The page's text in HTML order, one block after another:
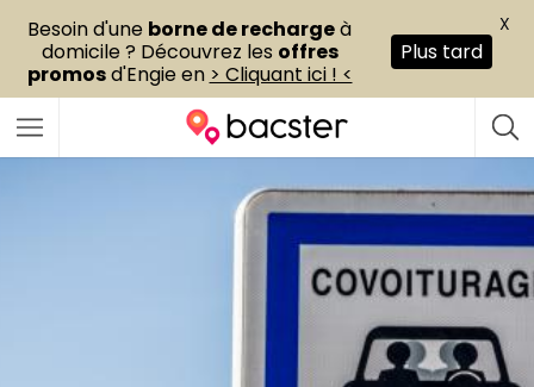
Besoin d'une borne de rechargeà
domicile ? Découvrez les offres
promosd'Engie en > Cliquant ici ! <
Plus tard
X